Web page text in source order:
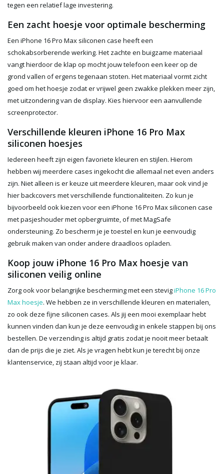
tegen een relatief lage investering.
Een zacht hoesje voor optimale bescherming
Een iPhone 16 Pro Max siliconen case heeft een
schokabsorberende werking. Het zachte en buigzame materiaal
vangt hierdoor de klap op mocht jouw telefoon een keer op de
grond vallen of ergens tegenaan stoten. Het materiaal vormt zicht
goed om het hoesje zodat er vrijwel geen zwakke plekken meer zijn,
met uitzondering van de display. Kies hiervoor een aanvullende
screenprotector.
Verschillende kleuren iPhone 16 Pro Max
siliconen hoesjes
Iedereen heeft zijn eigen favoriete kleuren en stijlen. Hierom
hebben wij meerdere cases ingekocht die allemaal net even anders
zijn. Niet alleen is er keuze uit meerdere kleuren, maar ook vind je
hier backcovers met verschillende functionaliteiten. Zo kun je
bijvoorbeeld ook kiezen voor een iPhone 16 Pro Max siliconen case
met pasjeshouder met opbergruimte, of met MagSafe
ondersteuning. Zo bescherm je je toestel en kun je eenvoudig
gebruik maken van onder andere draadloos opladen.
Koop jouw iPhone 16 Pro Max hoesje van
siliconen veilig online
Zorg ook voor belangrijke bescherming met een stevigiPhone 16 Pro
Max hoesje. We hebben ze in verschillende kleuren en materialen,
zo ook deze fijne siliconen cases. Als jij een mooi exemplaar hebt
kunnen vinden dan kun je deze eenvoudig in enkele stappen bij ons
bestellen. De verzending is altijd gratis zodat je nooit meer betaalt
dan de prijs die je ziet. Als je vragen hebt kun je terecht bij onze
klantenservice, zij staan altijd voor je klaar.